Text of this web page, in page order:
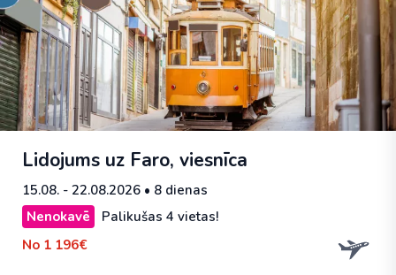
Lidojums uz Faro, viesnīca
15.08. - 22.08.2026 • 8 dienas
Nenokavē
Palikušas 4 vietas!
No 1 196€